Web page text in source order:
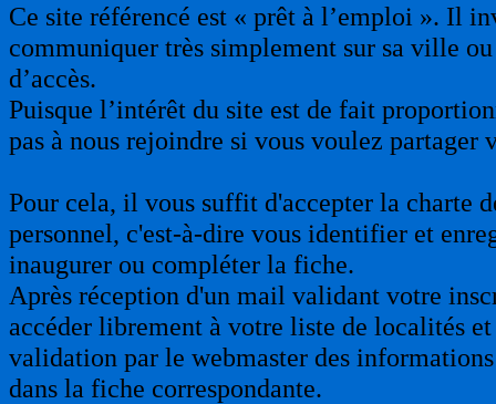
Ce site référencé est « prêt à l’emploi ». Il
communiquer très simplement sur sa ville
d’accès.
Puisque l’intérêt du site est de fait
pas à nous rejoindre si vous voulez
Pour cela, il vous suffit d'accepter la charte
personnel, c'est-à-dire vous identifier et
inaugurer ou compléter la fiche.
Après réception d'un mail validant votre
accéder librement à votre liste de localités
validation par le webmaster des
dans la fiche correspondante.